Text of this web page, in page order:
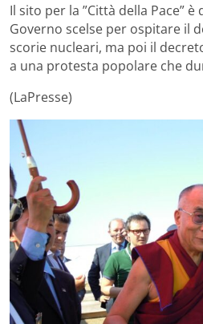
Il sito per la ”Città della Pace”
Governo scelse per ospitare il
scorie nucleari, ma poi il
a una protesta popolare che
(LaPresse)